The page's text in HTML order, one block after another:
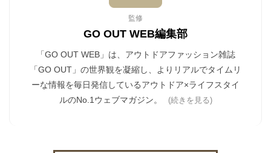
監修
GO OUT WEB編集部
「GO OUT WEB」は、アウトドアファッション雑誌
「GO OUT」の世界観を凝縮し、よりリアルでタイムリ
ーな情報を毎日発信しているアウトドア×ライフスタイ
ルのNo.1ウェブマガジン。
(続きを見る)